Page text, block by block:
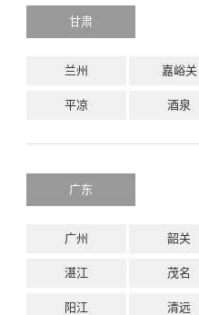
甘肃
兰州 嘉峪关
平凉 酒泉
广东
广州 韶关
湛江 茂名
阳江 清远